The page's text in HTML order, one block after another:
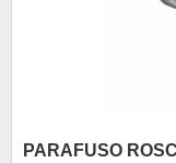
PARAFUSO